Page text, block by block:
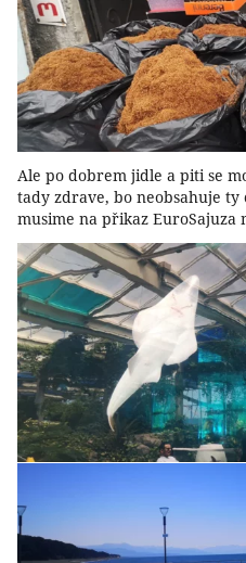
Ale po dobrem jidle a piti se
tady zdrave, bo neobsahuje
musime na přikaz EuroSajuza